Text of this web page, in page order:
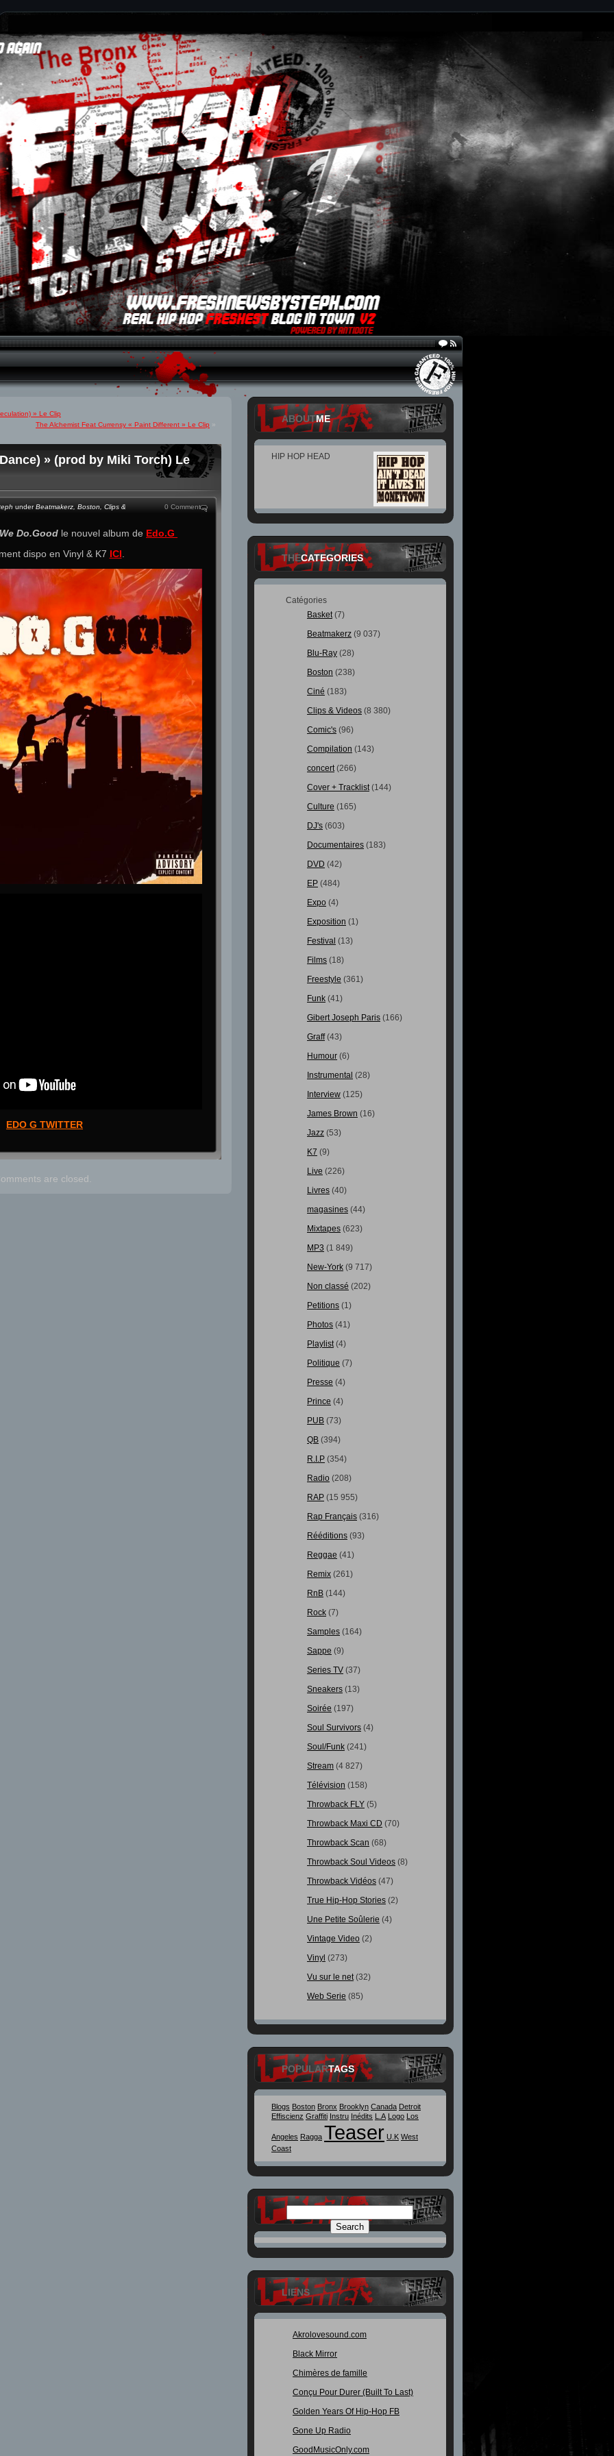
» Le Clip
The Alchemist Feat Currensy « Paint Different » Le Clip »
» (prod by Miki Torch) Le
underBeatmakerz Boston Clips & 0 Comment
We Do.Good le nouvel album de Edo.G
dispo en Vinyl & K7 ICI
EDO G TWITTER
are closed.
ABOUTME
HIP HOP HEAD
THECATEGORIES
Catégories
Basket(7)
Beatmakerz (9 037)
Blu-Ray (28)
Boston (238)
Ciné (183)
Clips & Videos (8 380)
Comic's (96)
Compilation (143)
concert(266)
Cover + Tracklist(144)
Culture (165)
DJ's (603)
Documentaires (183)
DVD (42)
EP (484)
Expo (4)
Exposition (1)
Festival (13)
Films (18)
Freestyle (361)
Funk (41)
Gibert Joseph Paris (166)
Graff(43)
Humour (6)
Instrumental (28)
Interview (125)
James Brown (16)
Jazz (53)
K7 (9)
Live (226)
Livres (40)
magasines (44)
Mixtapes (623)
MP3 (1 849)
New-York (9 717)
Non classé (202)
Petitions (1)
Photos (41)
Playlist(4)
Politique (7)
Presse (4)
Prince (4)
PUB (73)
QB (394)
R.I.P (354)
Radio (208)
RAP (15 955)
Rap Français (316)
Rééditions (93)
Reggae (41)
Remix (261)
RnB (144)
Rock (7)
Samples (164)
Sappe (9)
Series TV (37)
Sneakers (13)
Soirée (197)
Soul Survivors (4)
Soul/Funk (241)
Stream (4 827)
Télévision (158)
Throwback FLY (5)
Throwback Maxi CD (70)
Throwback Scan (68)
Throwback Soul Videos (8)
Throwback Vidéos (47)
True Hip-Hop Stories (2)
Une Petite Soûlerie (4)
Vintage Video (2)
Vinyl (273)
Vu sur le net(32)
Web Serie (85)
POPULARTAGS
Blogs Boston Bronx Brooklyn Canada Detroit
Effiscienz Graffiti Instru Inédits L.A Logo Los
Angeles Ragga Teaser U.K West
Coast
LIENS
Akrolovesound.com
Black Mirror
Chimères de famille
Conçu Pour Durer (Built To Last)
Golden Years Of Hip-Hop FB
Gone Up Radio
GoodMusicOnly.com